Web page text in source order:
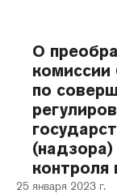
О
по
25 января 2023 г.